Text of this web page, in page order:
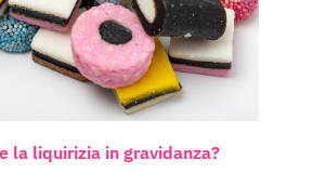
la liquirizia in gravidanza?